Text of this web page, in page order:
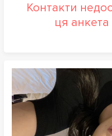
Контакти
ця